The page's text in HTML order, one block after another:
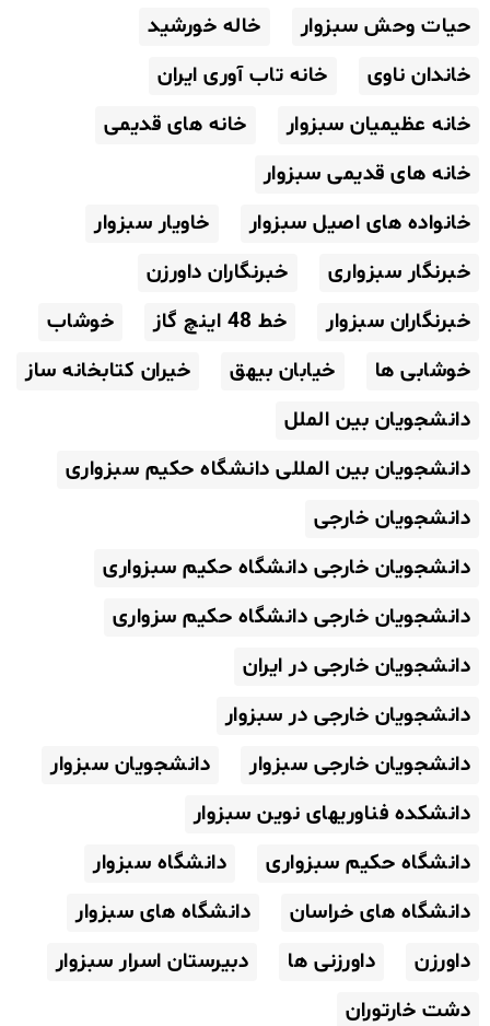
حیات وحش سبزوار
خاله خورشید
خاندان ناوی
خانه تاب آوری ایران
خانه عظیمیان سبزوار
خانه های قدیمی
خانه های قدیمی سبزوار
خانواده های اصیل سبزوار
خاویار سبزوار
خبرنگار سبزواری
خبرنگاران داورزن
خبرنگاران سبزوار
خط 48 اینچ گاز
خوشاب
خوشابی ها
خیابان بیهق
خیران کتابخانه ساز
دانشجویان بین الملل
دانشجویان بین المللی دانشگاه حکیم سبزواری
دانشجویان خارجی
دانشجویان خارجی دانشگاه حکیم سبزواری
دانشجویان خارجی دانشگاه حکیم سزواری
دانشجویان خارجی در ایران
دانشجویان خارجی در سبزوار
دانشجویان خارجی سبزوار
دانشجویان سبزوار
دانشکده فناوریهای نوین سبزوار
دانشگاه حکیم سبزواری
دانشگاه سبزوار
دانشگاه های خراسان
دانشگاه های سبزوار
داورزن
داورزنی ها
دبیرستان اسرار سبزوار
دشت خارتوران